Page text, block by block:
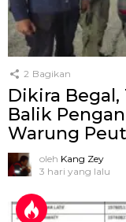
2 Bagikan
Dikira
Balik
Warung
oleh Kang Zey
3 hari yang lalu